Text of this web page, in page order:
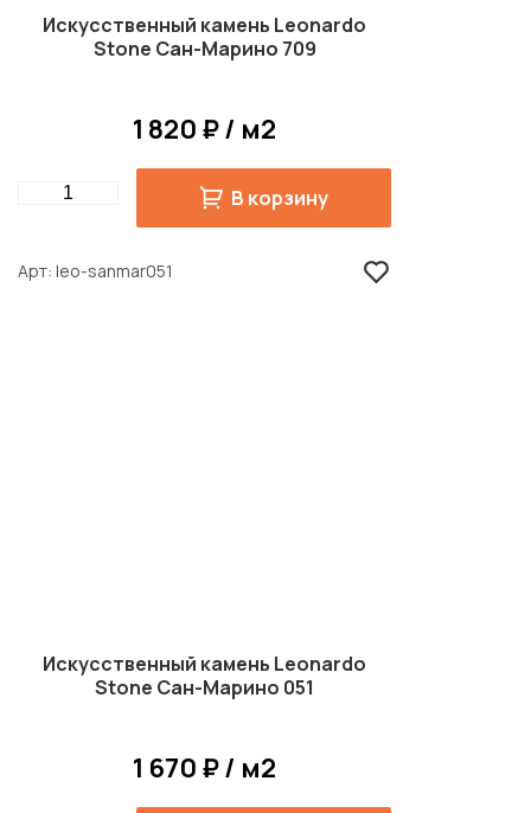
Искусственный камень Leonardo
Stone Сан-Марино 709
1 820 ₽ / м2
Quantity В корзину
Арт leo-sanmar051
Искусственный камень Leonardo
Stone Сан-Марино 051
1 670 ₽ / м2